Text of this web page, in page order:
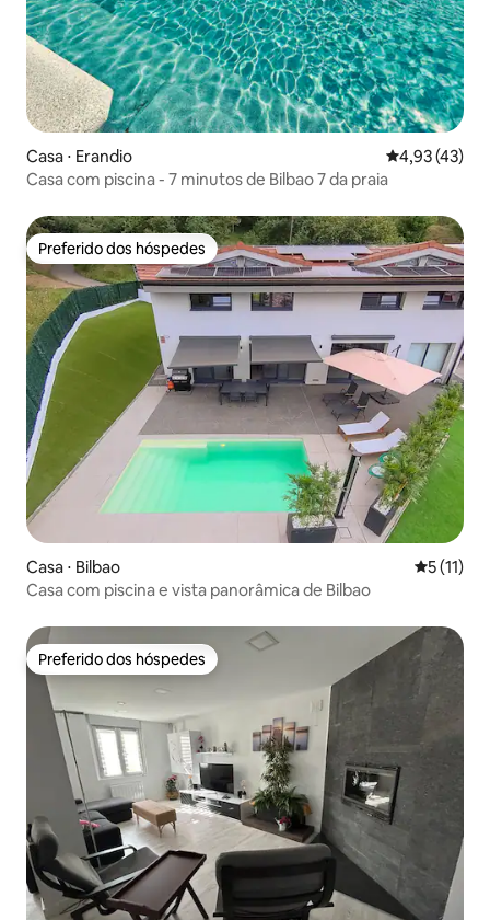
Casa ⋅ Erandio 4,93 de uma
4,93 (43)
Casa com piscina - 7 minutos de Bilbao 7 da praia
Preferido dos hóspedes
Preferido dos hóspedes
Casa ⋅ Bilbao 5 de uma
5 (11)
Casa com piscina e vista panorâmica de Bilbao
Preferido dos hóspedes
Preferido dos hóspedes